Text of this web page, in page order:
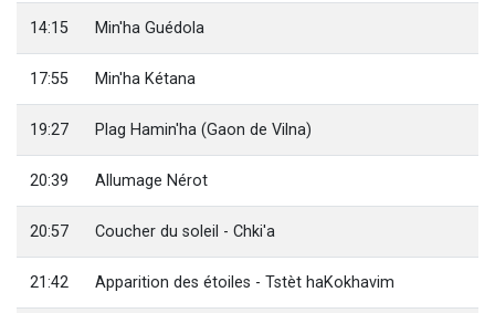
14:15 Min'ha Guédola
17:55 Min'ha Kétana
19:27 Plag Hamin'ha (Gaon de Vilna)
20:39 Allumage Nérot
20:57 Coucher du soleil - Chki'a
21:42 Apparition des étoiles - Tstèt haKokhavim